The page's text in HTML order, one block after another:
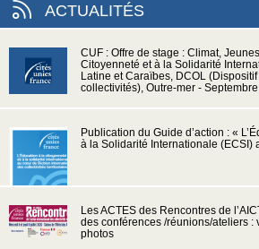
ACTUALITÉS
CUF : Offre de stage : Climat,
Citoyenneté et à la Solidarité
Latine et Caraïbes, DCOL
collectivités), Outre-mer -
Publication du Guide d’action : «
à la Solidarité Internationale (ECSI)
Les ACTES des Rencontres de
des conférences /réunions/ateliers :
photos